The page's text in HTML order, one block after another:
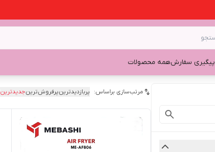
پیگیری سفارشهمه محصولات
مرتب‌سازی براساس: پربازدیدترینپرفروش‌ترینجدیدترین